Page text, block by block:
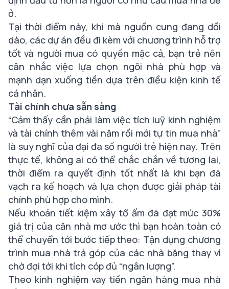
ở.
Tại thời điểm này, khi mà nguồn cung đang dồi
dào, các dự án đều đi kèm với chương trình hỗ trợ
tốt và người mua có quyền mặc cả, bạn trẻ nên
cân nhắc việc lựa chọn ngôi nhà phù hợp và
mạnh dạn xuống tiền dựa trên điều kiện kinh tế
cá nhân.
Tài chính chưa sẵn sàng
“Cảm thấy cần phải làm việc tích luỹ kinh nghiệm
và tài chính thêm vài năm rồi mới tự tin mua nhà”
là suy nghĩ của đại đa số người trẻ hiện nay. Trên
thực tế, không ai có thể chắc chắn về tương lai,
thời điểm ra quyết định tốt nhất là khi bạn đã
vạch ra kế hoạch và lựa chọn được giải pháp tài
chính phù hợp cho mình.
Nếu khoản tiết kiệm xây tổ ấm đã đạt mức 30%
giá trị của căn nhà mơ ước thì bạn hoàn toàn có
thể chuyển tới bước tiếp theo: Tận dụng chương
trình mua nhà trả góp của các nhà băng thay vì
chờ đợi tới khi tích cóp đủ “ngân lượng”.
Theo kinh nghiệm vay tiền ngân hàng mua nhà